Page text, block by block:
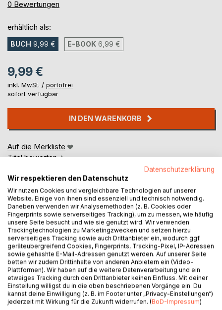
0%
0 Bewertungen
erhältlich als:
BUCH 9,99 € E-BOOK 6,99 €
9,99 €
inkl. MwSt. / portofrei
sofort verfügbar
IN DEN WARENKORB
Auf die Merkliste
Titel bewerten
BESCHREIBUNG
Turbulenter und amüsanter Entwicklungsroman aus der Zeit
der freien Liebe und der Drogenexzesse, sprich: der
wilden 70er, verortet in Baden-Baden, Erlangen und
Freiburg.
Datenschutzerklärung
Wir respektieren den Datenschutz
Wir nutzen Cookies und vergleichbare Technologien auf unserer
Website. Einige von ihnen sind essenziell und technisch notwendig.
Daneben verwenden wir Analysemethoden (z. B. Cookies oder
Fingerprints sowie serverseitiges Tracking), um zu messen, wie häufig
unsere Seite besucht und wie sie genutzt wird. Wir verwenden
Trackingtechnologien zu Marketingzwecken und setzen hierzu
serverseitiges Tracking sowie auch Drittanbieter ein, wodurch ggf.
geräteübergreifend Cookies, Fingerprints, Tracking-Pixel, IP-Adressen
sowie gehashte E-Mail-Adressen genutzt werden. Auf unserer Seite
betten wir zudem Drittinhalte von anderen Anbietern ein (Video-
Plattformen). Wir haben auf die weitere Datenverarbeitung und ein
etwaiges Tracking durch den Drittanbieter keinen Einfluss. Mit deiner
Einstellung willigst du in die oben beschriebenen Vorgänge ein. Du
kannst deine Einwilligung (z. B. im Footer unter „Privacy-Einstellungen“)
jederzeit mit Wirkung für die Zukunft widerrufen. (BoD-Impressum)